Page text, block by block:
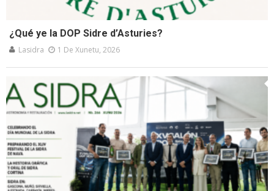
¿Qué ye la DOP Sidre d’Asturies?
Lasidra 1 De Xunetu, 2026